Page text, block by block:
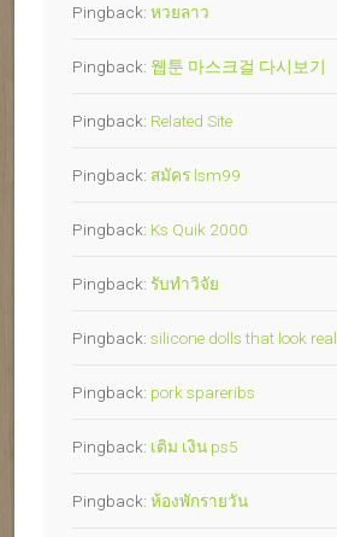
Pingback: หวยลาว
Pingback: 웹툰 마스크걸 다시보기
Pingback: Related Site
Pingback: สมัคร lsm99
Pingback: Ks Quik 2000
Pingback: รับทำวิจัย
Pingback: silicone dolls that look real
Pingback: pork spareribs
Pingback: เติม เงิน ps5
Pingback: ห้องพักรายวัน